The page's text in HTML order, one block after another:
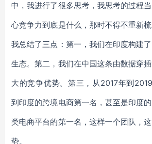
中，我进行了很多思考，我思考的过程
心竞争力到底是什么，那时不得不重新
我总结了三点：第一，我们在印度构建
生态。第二，我们在中国这条由数据穿
大的竞争优势。第三，从2017年到
到印度的跨境电商第一名，甚至是印度
类电商平台的第一名，这样一个团队，
势。